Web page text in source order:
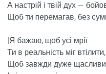
А настрій і твій дух —
Щоб ти перемагав, без
|Я бажаю, щоб усі мрії
Ти в реальність міг втілити,
Щоб завжди дуже